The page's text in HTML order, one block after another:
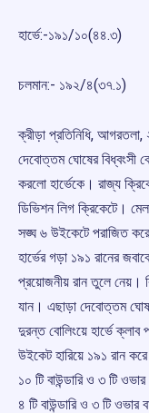
হার্ভে:-‌১৯১/১০(৪৪.৩)
চলমান:- ১৯২/‌৪(৩৭.১)
ক্রীড়া প্রতিনিধি,
দেবোত্তম ঘোষের
করলো হার্ভেকে। রাজ্য
ডিভিশন লিগ ক্রিকেটে।
সঙ্ঘ ৬ উইকেটে পরাজিত
হার্ভের গড়া ১৯১ রানের
প্রয়োজনীয় রান তুলে নেয়।
যান। এছাড়া দেবোত্তম
দুরন্ত বোলিংয়ে হার্ভে
উইকেট হারিয়ে ১৯১ রান
১০ টি বাউন্ডারি ও ৩ টি
৪ টি বাউন্ডারি ও ৩ টি ওভার